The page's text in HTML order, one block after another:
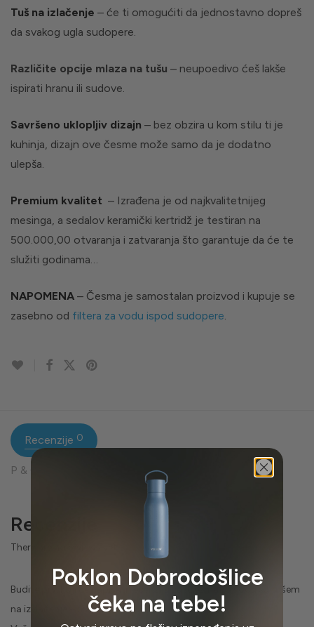
Tuš na izlačenje – će ti omogućiti da jednostavno dopreš
da svakog ugla sudopere.
Različite opcije mlaza na tušu – neupoedivo ćeš lakše
ispirati hranu ili sudove.
Savršeno uklopljiv dizajn – bez obzira u kom stilu ti je
kuhinja, dizajn ove česme može samo da je dodatno
ulepša.
Premium kvalitet – Izrađena je od najkvalitetnijeg
mesinga, a sedalov keramički kertridž je testiran na
500.000,00 otvaranja i zatvaranja što garantuje da će te
služiti godinama…
NAPOMENA – Česma je samostalan proizvod i kupuje se
zasebno od filtera za vodu ispod sudopere.
Recenzije 0
P & O
Recenzije
There are no reviews yet
Budite prvi koji će napisati recenziju za „Česma za vodu sa tušem
na izvlačenje – niža – Hrom“
Poklon Dobrodošlice
čeka na tebe!